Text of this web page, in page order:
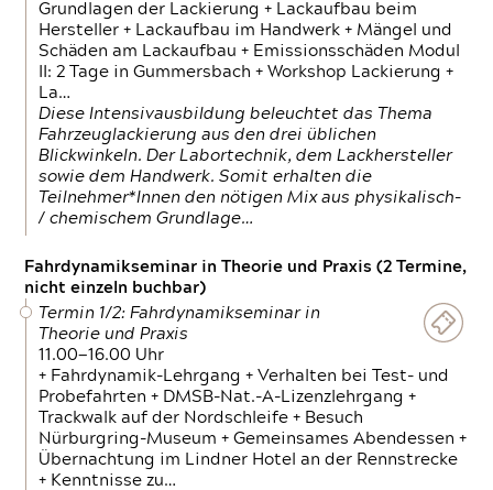
Grundlagen der Lackierung + Lackaufbau beim
Hersteller + Lackaufbau im Handwerk + Mängel und
Schäden am Lackaufbau + Emissionsschäden Modul
II: 2 Tage in Gummersbach + Workshop Lackierung +
La…
Diese Intensivausbildung beleuchtet das Thema
Fahrzeuglackierung aus den drei üblichen
Blickwinkeln. Der Labortechnik, dem Lackhersteller
sowie dem Handwerk. Somit erhalten die
Teilnehmer*Innen den nötigen Mix aus physikalisch-
/ chemischem Grundlage…
Fahrdynamikseminar in Theorie und Praxis (2 Termine,
nicht einzeln buchbar)
Termin 1/2: Fahrdynamikseminar in
Theorie und Praxis
11.00—16.00 Uhr
+ Fahrdynamik-Lehrgang + Verhalten bei Test- und
Probefahrten + DMSB-Nat.-A-Lizenzlehrgang +
Trackwalk auf der Nordschleife + Besuch
Nürburgring-Museum + Gemeinsames Abendessen +
Übernachtung im Lindner Hotel an der Rennstrecke
+ Kenntnisse zu…